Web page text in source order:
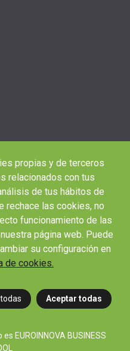
cancelar sin coste y recibir el
propias y de terceros
relacionados con tus
de tus hábitos de
rechace las cookies, no
funcionamiento de las
página web. Puede
su configuración en
de cookies.
Aceptar todas
EUROINNOVA BUSINESS